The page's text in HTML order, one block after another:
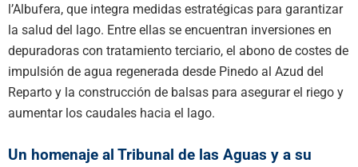
l’Albufera, que integra medidas estratégicas para garantizar
la salud del lago. Entre ellas se encuentran inversiones en
depuradoras con tratamiento terciario, el abono de costes de
impulsión de agua regenerada desde Pinedo al Azud del
Reparto y la construcción de balsas para asegurar el riego y
aumentar los caudales hacia el lago.
Un homenaje al Tribunal de las Aguas y a su